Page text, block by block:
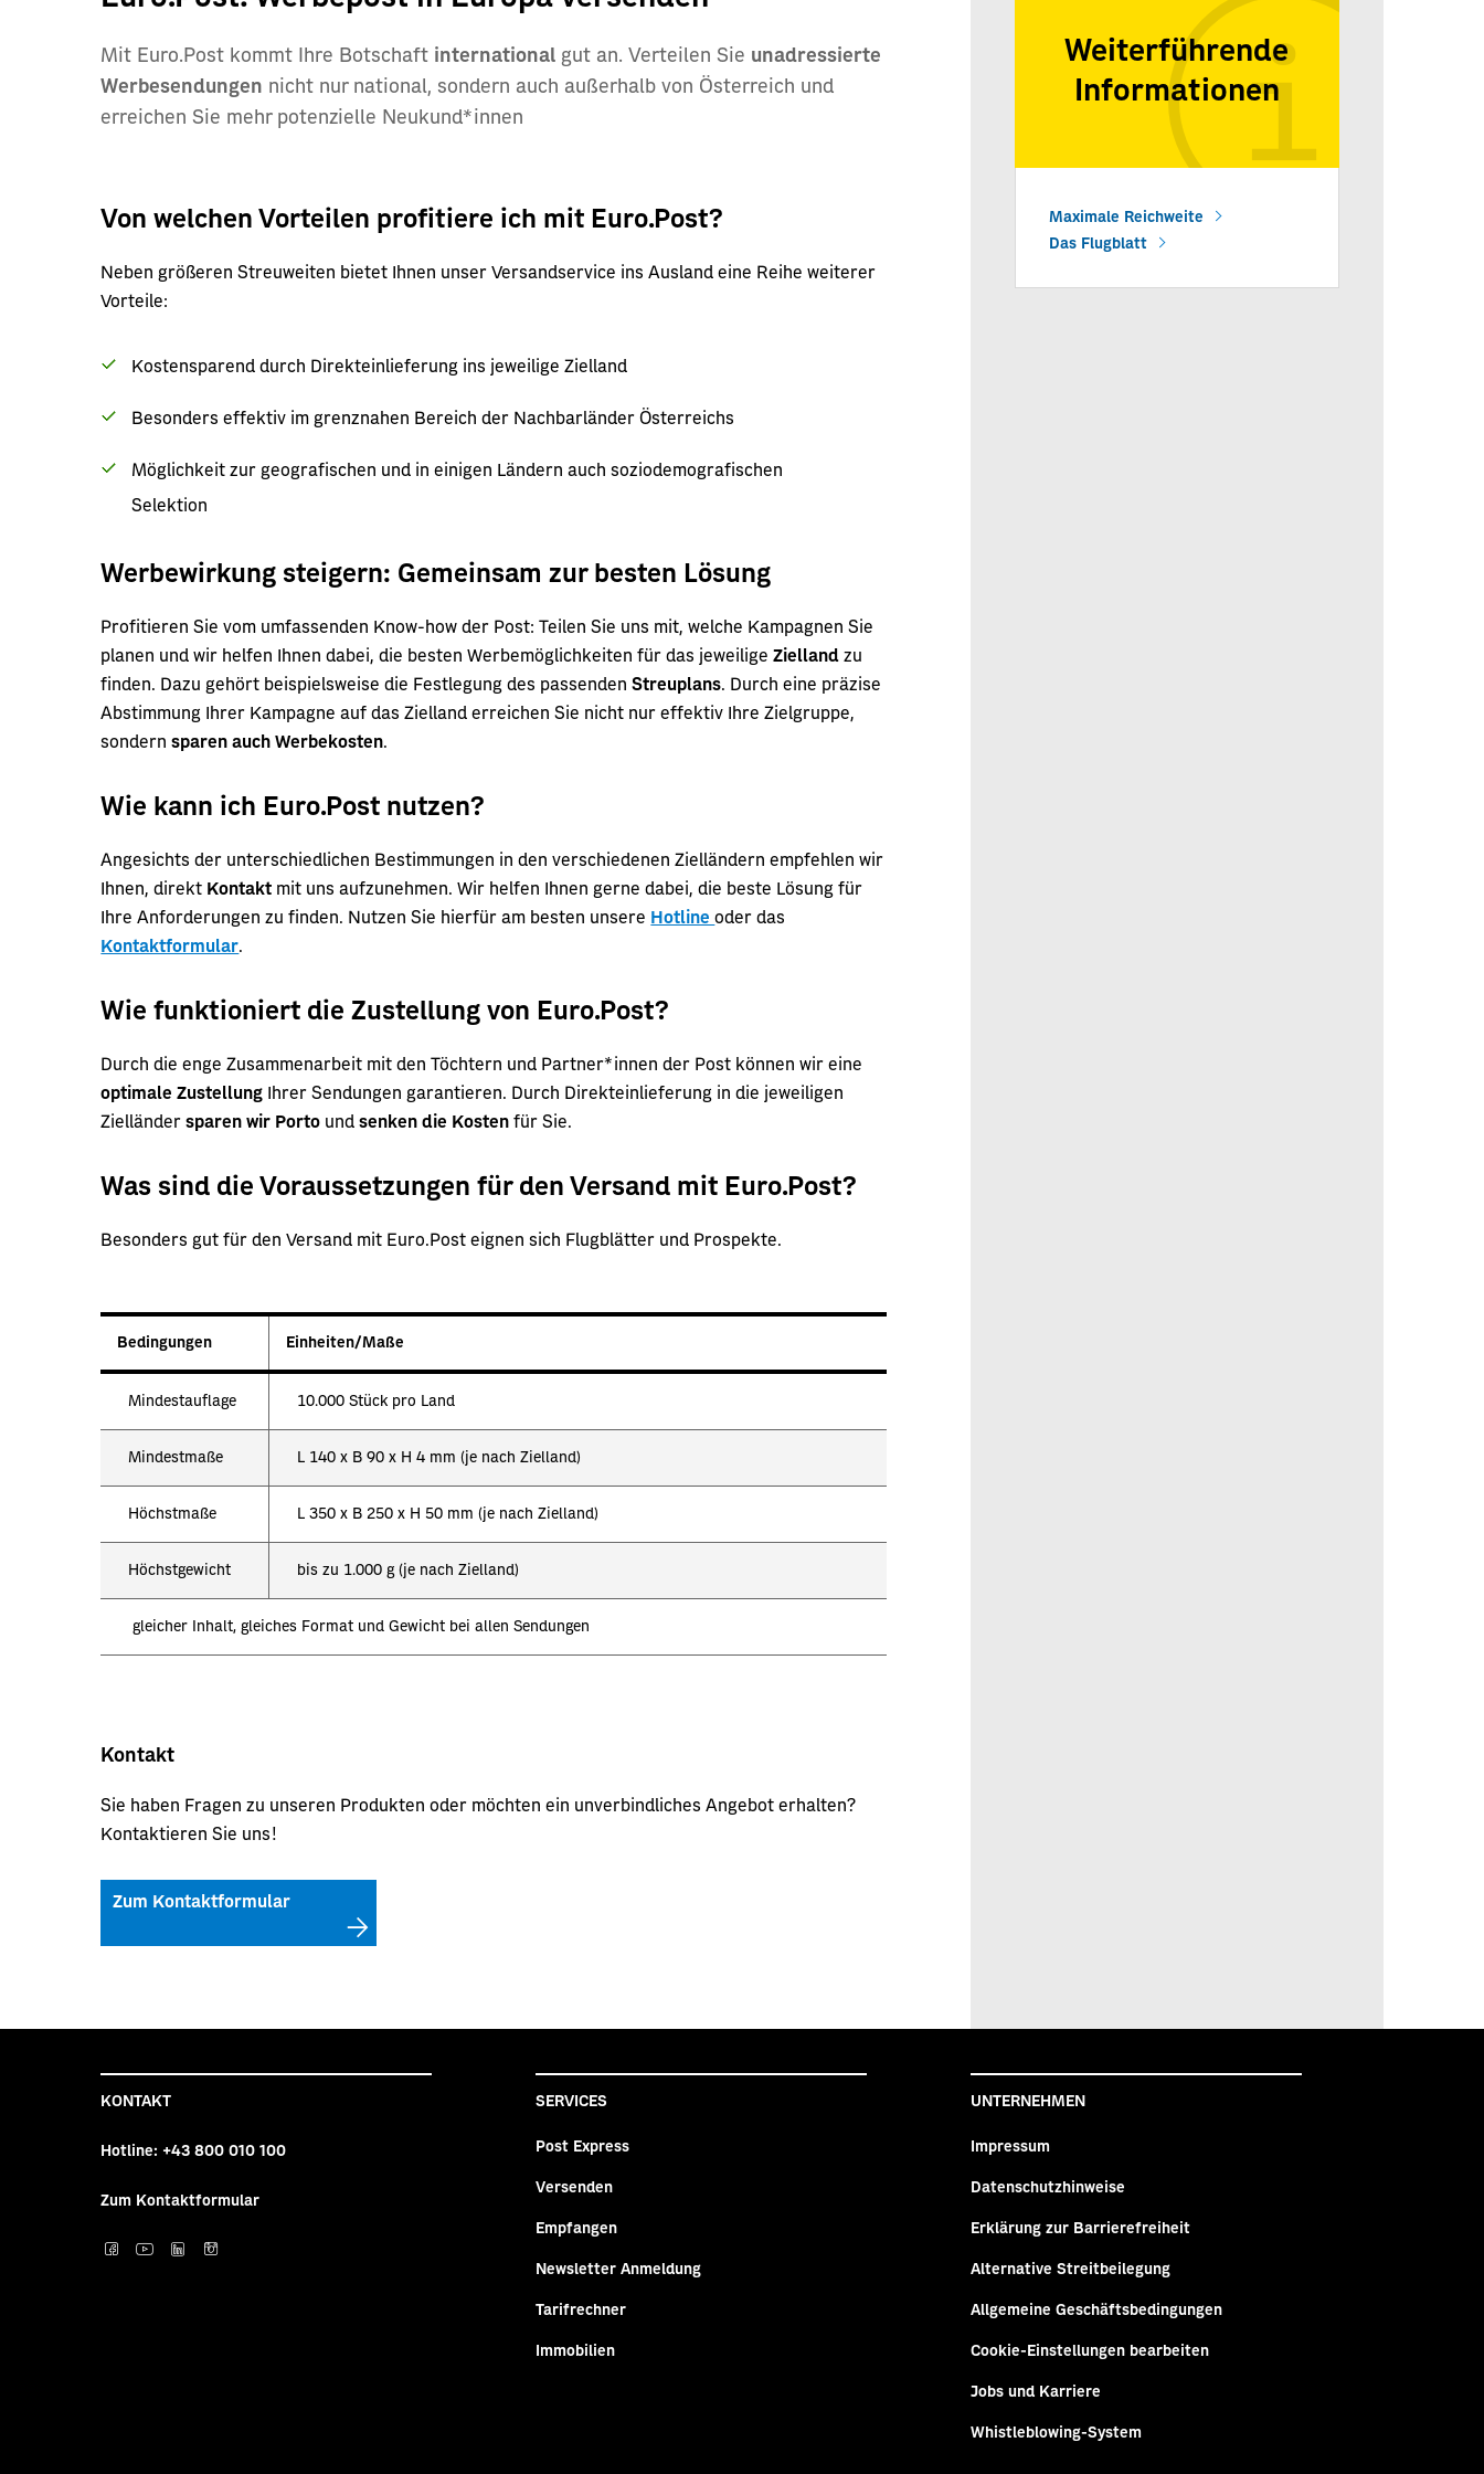
Mit Euro.Post kommt Ihre Botschaft international gut an. Verteilen Sie unadressierte
Werbesendungen nicht nur national, sondern auch außerhalb von Österreich und
erreichen Sie mehr potenzielle Neukund*innen
Von welchen Vorteilen profitiere ich mit Euro.Post?
Neben größeren Streuweiten bietet Ihnen unser Versandservice ins Ausland eine Reihe weiterer
Vorteile:
Kostensparend durch Direkteinlieferung ins jeweilige Zielland
Besonders effektiv im grenznahen Bereich der Nachbarländer Österreichs
Möglichkeit zur geografischen und in einigen Ländern auch soziodemografischen
Selektion
Werbewirkung steigern: Gemeinsam zur besten Lösung
Profitieren Sie vom umfassenden Know-how der Post: Teilen Sie uns mit, welche Kampagnen Sie
planen und wir helfen Ihnen dabei, die besten Werbemöglichkeiten für das jeweiligeZiellandzu
finden. Dazu gehört beispielsweise die Festlegung des passendenStreuplans . Durch eine präzise
Abstimmung Ihrer Kampagne auf das Zielland erreichen Sie nicht nur effektiv Ihre Zielgruppe,
sondernsparen auch Werbekosten
Wie kann ich Euro.Post nutzen?
Angesichts der unterschiedlichen Bestimmungen in den verschiedenen Zielländern empfehlen wir
Ihnen, direkt Kontakt mit uns aufzunehmen. Wir helfen Ihnen gerne dabei, die beste Lösung für
Ihre Anforderungen zu finden. Nutzen Sie hierfür am besten unsere Hotlineoder das
Kontaktformular
Wie funktioniert die Zustellung von Euro.Post?
Durch die enge Zusammenarbeit mit den Töchtern und Partner*innen der Post können wir eine
optimale Zustellung Ihrer Sendungen garantieren. Durch Direkteinlieferung in die jeweiligen
Zielländersparen wir Porto undsenken die Kosten für Sie.
Was sind die Voraussetzungen für den Versand mit Euro.Post?
Besonders gut für den Versand mit Euro.Post eignen sich Flugblätter und Prospekte.
Bedingungen Einheiten/Maße
Mindestauflage 10.000 Stück pro Land
Mindestmaße L 140 x B 90 x H 4 mm (je nach Zielland)
Höchstmaße L 350 x B 250 x H 50 mm (je nach Zielland)
Höchstgewicht bis zu 1.000 g (je nach Zielland)
gleicher Inhalt, gleiches Format und Gewicht bei allen Sendungen
Kontakt
Sie haben Fragen zu unseren Produkten oder möchten ein unverbindliches Angebot erhalten?
Kontaktieren Sie uns!
Zum Kontaktformular
Weiterführende
Informationen
Maximale Reichweite
Das Flugblatt
KONTAKT
Hotline: +43 800 010 100
Zum Kontaktformular
Post auf facebook
Post auf YouTube
Post auf LinkedIn
Post auf Instagram
SERVICES
Post Express
Versenden
Empfangen
Newsletter Anmeldung
Tarifrechner
Immobilien
UNTERNEHMEN
Impressum
Datenschutzhinweise
Erklärung zur Barrierefreiheit
Alternative Streitbeilegung
Allgemeine Geschäftsbedingungen
Cookie-Einstellungen bearbeiten
Jobs und Karriere
Whistleblowing-System